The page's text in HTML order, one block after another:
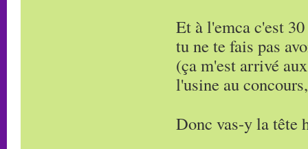
Et à l'emca c'est
tu ne te fais pas
(ça m'est arrivé
l'usine au
Donc vas-y la tête